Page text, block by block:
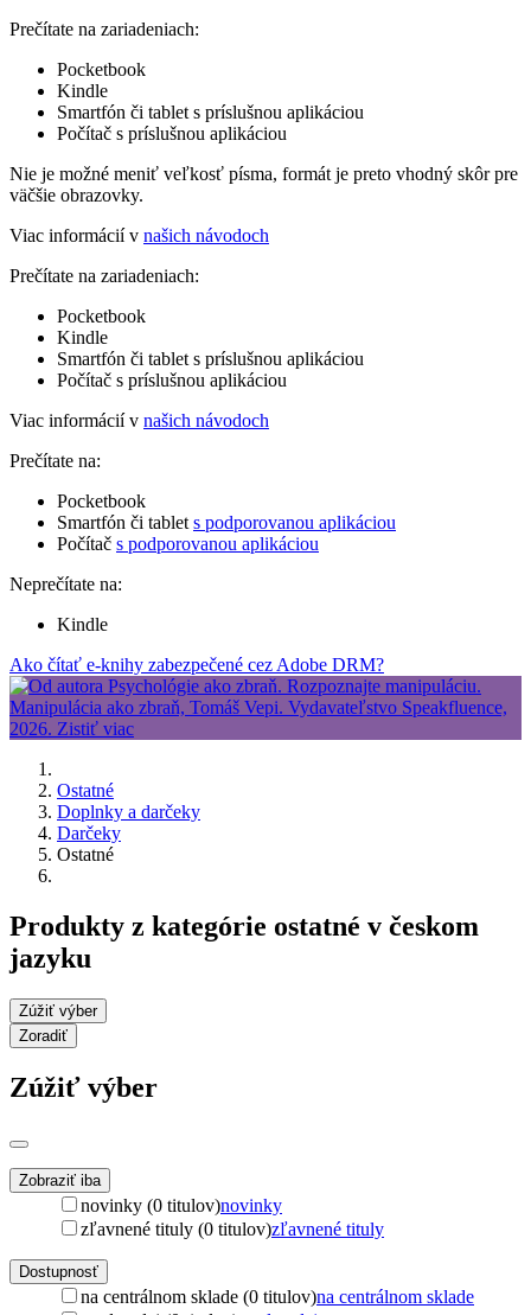
Prečítate na zariadeniach:
Pocketbook
Kindle
Smartfón či tablet s príslušnou aplikáciou
Počítač s príslušnou aplikáciou
Nie je možné meniť veľkosť písma, formát je preto vhodný skôr pre
väčšie obrazovky.
Viac informácií v našich návodoch
Prečítate na zariadeniach:
Pocketbook
Kindle
Smartfón či tablet s príslušnou aplikáciou
Počítač s príslušnou aplikáciou
Viac informácií v našich návodoch
Prečítate na:
Pocketbook
Smartfón či tablet s podporovanou aplikáciou
Počítač s podporovanou aplikáciou
Neprečítate na:
Kindle
Ako čítať e-knihy zabezpečené cez Adobe DRM?
Ostatné
Doplnky a darčeky
Darčeky
Ostatné
Produkty z kategórie ostatné v českom
jazyku
Zúžiť výber
Zoradiť
Zúžiť výber
Zobraziť iba
novinky (0 titulov)novinky
zľavnené tituly (0 titulov)zľavnené tituly
Dostupnosť
na centrálnom sklade (0 titulov)na centrálnom sklade